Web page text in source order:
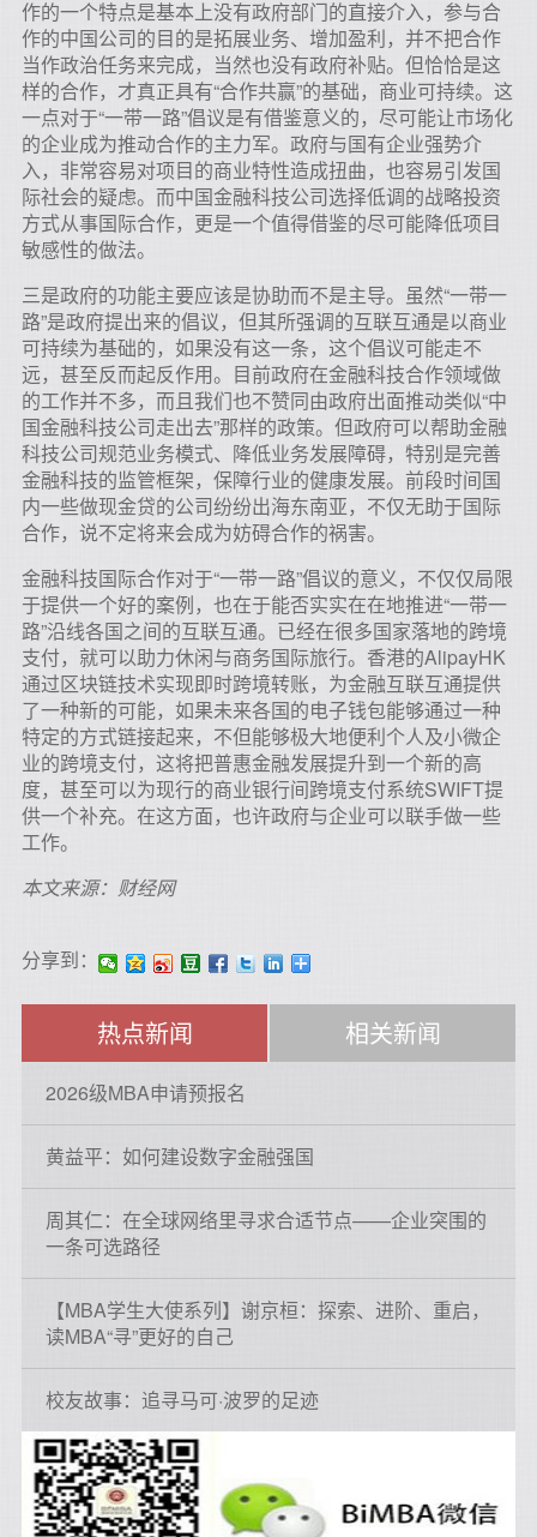
作的一个特点是基本上没有政府部门的直接介入，参与合
作的中国公司的目的是拓展业务、增加盈利，并不把合作
当作政治任务来完成，当然也没有政府补贴。但恰恰是这
样的合作，才真正具有“合作共赢”的基础，商业可持续。这
一点对于“一带一路”倡议是有借鉴意义的，尽可能让市场化
的企业成为推动合作的主力军。政府与国有企业强势介
入，非常容易对项目的商业特性造成扭曲，也容易引发国
际社会的疑虑。而中国金融科技公司选择低调的战略投资
方式从事国际合作，更是一个值得借鉴的尽可能降低项目
敏感性的做法。
三是政府的功能主要应该是协助而不是主导。虽然“一带一
路”是政府提出来的倡议，但其所强调的互联互通是以商业
可持续为基础的，如果没有这一条，这个倡议可能走不
远，甚至反而起反作用。目前政府在金融科技合作领域做
的工作并不多，而且我们也不赞同由政府出面推动类似“中
国金融科技公司走出去”那样的政策。但政府可以帮助金融
科技公司规范业务模式、降低业务发展障碍，特别是完善
金融科技的监管框架，保障行业的健康发展。前段时间国
内一些做现金贷的公司纷纷出海东南亚，不仅无助于国际
合作，说不定将来会成为妨碍合作的祸害。
金融科技国际合作对于“一带一路”倡议的意义，不仅仅局限
于提供一个好的案例，也在于能否实实在在地推进“一带一
路”沿线各国之间的互联互通。已经在很多国家落地的跨境
支付，就可以助力休闲与商务国际旅行。香港的AlipayHK
通过区块链技术实现即时跨境转账，为金融互联互通提供
了一种新的可能，如果未来各国的电子钱包能够通过一种
特定的方式链接起来，不但能够极大地便利个人及小微企
业的跨境支付，这将把普惠金融发展提升到一个新的高
度，甚至可以为现行的商业银行间跨境支付系统SWIFT提
供一个补充。在这方面，也许政府与企业可以联手做一些
工作。
本文来源：财经网
分享到：
热点新闻 相关新闻
2026级MBA申请预报名
黄益平：如何建设数字金融强国
周其仁：在全球网络里寻求合适节点——企业突围的
一条可选路径
【MBA学生大使系列】谢京桓：探索、进阶、重启，
读MBA“寻”更好的自己
校友故事：追寻马可·波罗的足迹